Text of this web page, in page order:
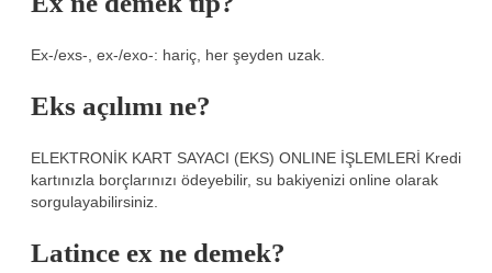
Ex-/exs-, ex-/exo-: hariç, her şeyden uzak.
Eks açılımı ne?
ELEKTRONİK KART SAYACI (EKS) ONLINE İŞLEMLERİ Kredi
kartınızla borçlarınızı ödeyebilir, su bakiyenizi online olarak
sorgulayabilirsiniz.
Latince ex ne demek?